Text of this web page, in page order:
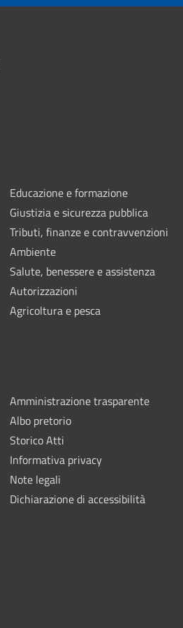
Educazione e formazione
Giustizia e sicurezza pubblica
Tributi, finanze e contravvenzioni
Ambiente
Salute, benessere e assistenza
Autorizzazioni
Agricoltura e pesca
Amministrazione trasparente
Albo pretorio
Storico Atti
Informativa privacy
Note legali
Dichiarazione di accessibilità